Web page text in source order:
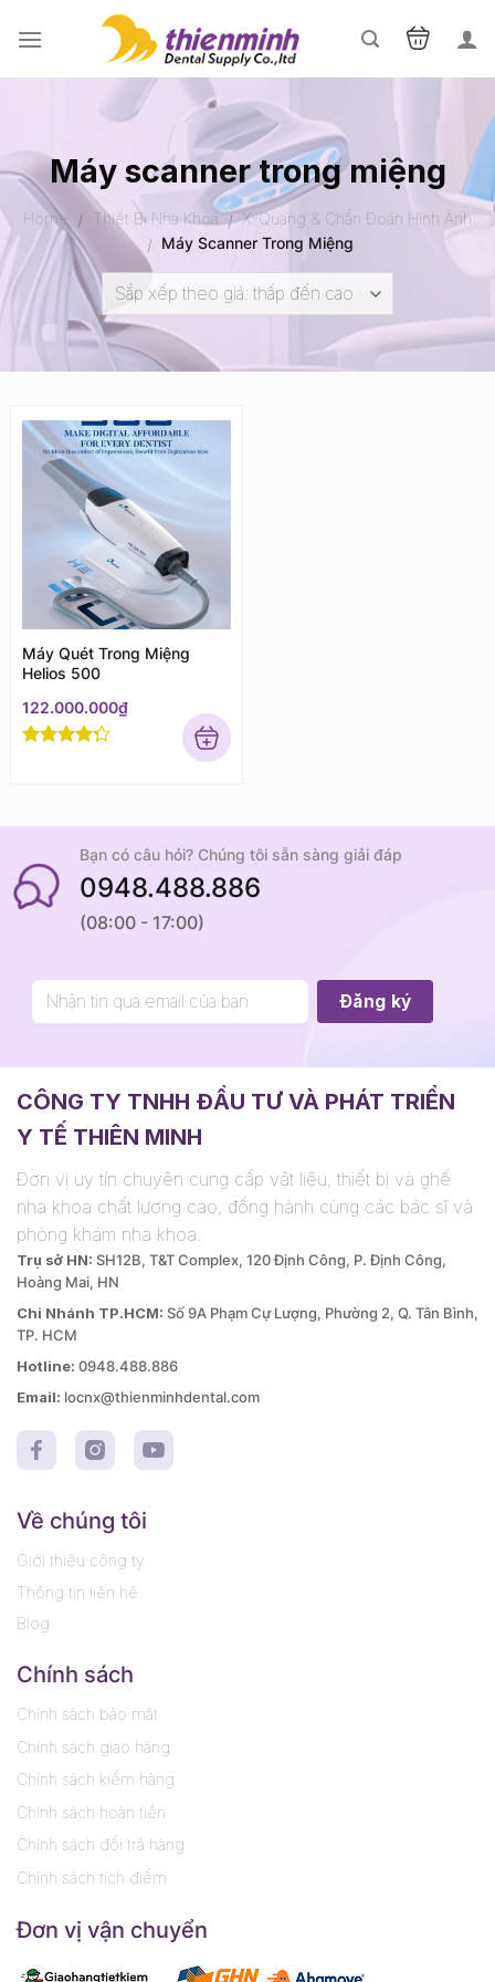
Máy scanner trong miệng
Home / Thiết Bị Nha Khoa / X-Quang & Chẩn Đoán Hình Ảnh
/ Máy Scanner Trong Miệng
Máy Quét Trong Miệng
Helios 500
122.000.000₫
Bạn có câu hỏi? Chúng tôi sẵn sàng giải đáp
0948.488.886
(08:00 - 17:00)
CÔNG TY TNHH ĐẦU TƯ VÀ PHÁT TRIỂN
Y TẾ THIÊN MINH
Đơn vị uy tín chuyên cung cấp vật liệu, thiết bị và ghế
nha khoa chất lượng cao, đồng hành cùng các bác sĩ và
phòng khám nha khoa.
Trụ sở HN: SH12B, T&T Complex, 120 Định Công, P. Định Công,
Hoàng Mai, HN
Chi Nhánh TP.HCM: Số 9A Phạm Cự Lượng, Phường 2, Q. Tân Bình,
TP. HCM
Hotline: 0948.488.886
Email: locnx@thienminhdental.com
Về chúng tôi
Giới thiệu công ty
Thông tin liên hệ
Blog
Chính sách
Chính sách bảo mật
Chính sách giao hàng
Chính sách kiểm hàng
Chính sách hoàn tiền
Chính sách đổi trả hàng
Chính sách tích điểm
Đơn vị vận chuyển